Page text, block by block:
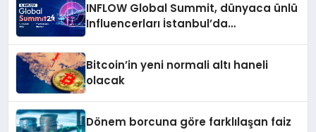
INFLOW Global Summit, dünyaca ünlü
Influencerları İstanbul’da
Bitcoin’in yeni normali altı haneli
olacak
Dönem borcuna göre farklılaşan faiz